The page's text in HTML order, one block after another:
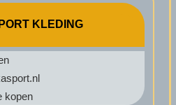
KLEDING
kopen